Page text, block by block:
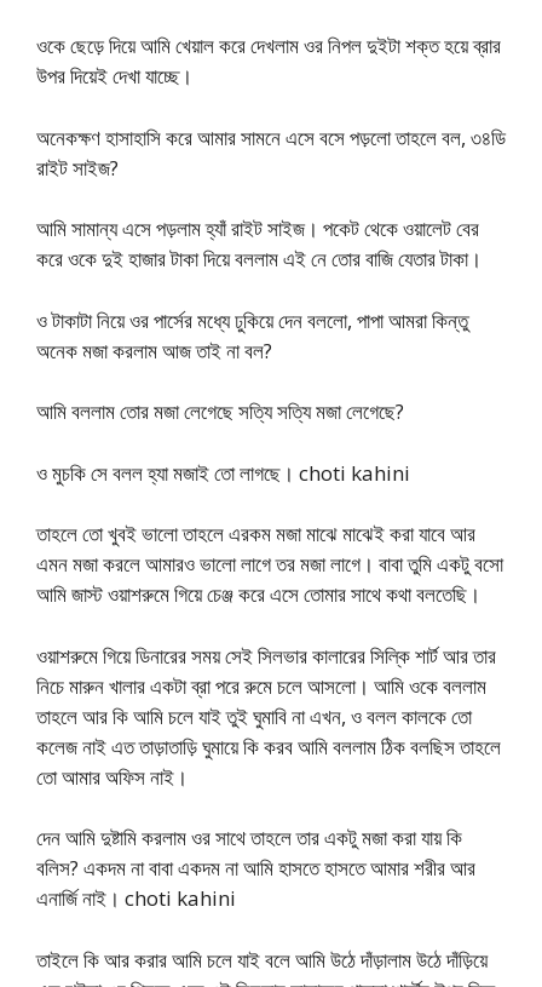
ওকে ছেড়ে দিয়ে আমি খেয়াল করে দেখলাম ওর নিপল দুইটা শক্ত হয়ে ব্রার
উপর দিয়েই দেখা যাচ্ছে।
অনেকক্ষণ হাসাহাসি করে আমার সামনে এসে বসে পড়লো তাহলে বল, ৩৪ডি
রাইট সাইজ?
আমি সামান্য এসে পড়লাম হ্যাঁ রাইট সাইজ। পকেট থেকে ওয়ালেট বের
করে ওকে দুই হাজার টাকা দিয়ে বললাম এই নে তোর বাজি যেতার টাকা।
ও টাকাটা নিয়ে ওর পার্সের মধ্যে ঢুকিয়ে দেন বললো, পাপা আমরা কিন্তু
অনেক মজা করলাম আজ তাই না বল?
আমি বললাম তোর মজা লেগেছে সত্যি সত্যি মজা লেগেছে?
ও মুচকি সে বলল হ্যা মজাই তো লাগছে। choti kahini
তাহলে তো খুবই ভালো তাহলে এরকম মজা মাঝে মাঝেই করা যাবে আর
এমন মজা করলে আমারও ভালো লাগে তর মজা লাগে। বাবা তুমি একটু বসো
আমি জাস্ট ওয়াশরুমে গিয়ে চেঞ্জ করে এসে তোমার সাথে কথা বলতেছি।
ওয়াশরুমে গিয়ে ডিনারের সময় সেই সিলভার কালারের সিল্কি শার্ট আর তার
নিচে মারুন খালার একটা ব্রা পরে রুমে চলে আসলো। আমি ওকে বললাম
তাহলে আর কি আমি চলে যাই তুই ঘুমাবি না এখন, ও বলল কালকে তো
কলেজ নাই এত তাড়াতাড়ি ঘুমায়ে কি করব আমি বললাম ঠিক বলছিস তাহলে
তো আমার অফিস নাই।
দেন আমি দুষ্টামি করলাম ওর সাথে তাহলে তার একটু মজা করা যায় কি
বলিস? একদম না বাবা একদম না আমি হাসতে হাসতে আমার শরীর আর
এনার্জি নাই। choti kahini
তাইলে কি আর করার আমি চলে যাই বলে আমি উঠে দাঁড়ালাম উঠে দাঁড়িয়ে